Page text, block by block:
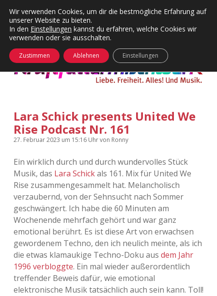
Kategorien
Menü
24 Hours Chilling
Die Wende
KFMW-Disco
kfmw.stuff
Kopfkinomusik
Nur mal so
Täglicher Sinnwahn
Visuelles
Wandnotizen
KFMW-Disco
Dates
Contact
Adventskalender
Adventskalender 2010
Adventskalender 2011
Adventskalender 2012
Adventskalender 2013
Adventskalender 2014
Adventskalender 2015
facebook
instagram
rss soundcloud
vimeoBluesky
öffnen
Lara Schick presents United We
Rise Podcast Nr. 161
27. Februar 2023 um 15:16 Uhrvon Ronny
Ein wirklich durch und durch wundervolles Stück
Musik, das Lara Schickals 161. Mix für United We
Rise zusammengesammelt hat. Melancholisch
verzaubernd, von der Sehnsucht nach Sommer
geschwängert. Ich habe die 60 Minuten am
Wochenende mehrfach gehört und war ganz
emotional berührt. Es ist diese Art von erwachsen
gewordenem Techno, den ich neulich meinte, als ich
die etwas klamaukige Techno-Doku aus dem Jahr
1996 verbloggte. Ein mal wieder außerordentlich
treffender Beweis dafür, wie emotional
elektronische Musik tatsächlich auch sein kann. Toll!
Wir verwenden Cookies, um dir die bestmögliche Erfahrung auf
unserer Website zu bieten.
In den Einstellungen kannst du erfahren, welche Cookies wir
verwenden oder sie ausschalten.
Zustimmen Ablehnen Einstellungen